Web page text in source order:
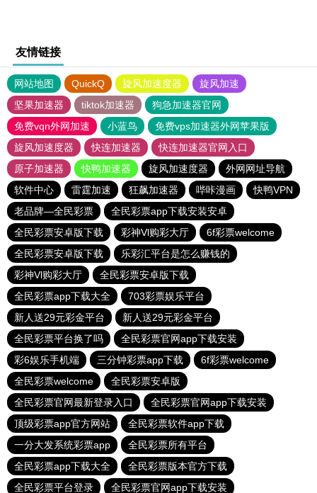
友情链接
网站地图 QuickQ 旋风加速度器
旋风加速
坚果加速器
tiktok加速器
狗急加速器官网
免费vqn外网加速
小蓝鸟
免费vps加速器外网苹果版
旋风加速度器
快连加速器
快连加速器官网入口
原子加速器
快鸭加速器 旋风加速度器
外网网址导航
软件中心
雷霆加速 狂飙加速器 哔咔漫画
快鸭VPN
老品牌—全民彩票
全民彩票app下载安装安卓
全民彩票安卓版下载
彩神Vl购彩大厅
6f彩票welcome
全民彩票安卓版下载
乐彩汇平台是怎么赚钱的
彩神Vl购彩大厅
全民彩票安卓版下载
全民彩票app下载大全
703彩票娱乐平台
新人送29元彩金平台
新人送29元彩金平台
全民彩票平台换了吗
全民彩票官网app下载安装
彩6娱乐手机端
三分钟彩票app下载
6f彩票welcome
全民彩票welcome
全民彩票安卓版
全民彩票官网最新登录入口
全民彩票官网app下载安装
顶级彩票app官方网站
全民彩票软件app下载
一分大发系统彩票app
全民彩票所有平台
全民彩票app下载大全
全民彩票版本官方下载
全民彩票平台登录
全民彩票官网app下载安装